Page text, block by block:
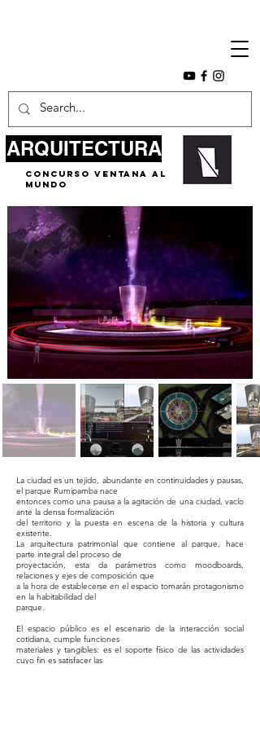
ARQUITECTURA
concurso ventana al
mundo
La ciudad es un tejido, abundante en continuidades y pausas,
el parque Rumipamba nace
entonces como una pausa a la agitación de una ciudad, vacío
ante la densa formalización
del territorio y la puesta en escena de la historia y cultura
existente.
La arquitectura patrimonial que contiene al parque, hace
parte integral del proceso de
proyectación, esta da parámetros como moodboards,
relaciones y ejes de composición que
a la hora de establecerse en el espacio tomarán protagonismo
en la habitabilidad del
parque.
El espacio público es el escenario de la interacción social
cotidiana, cumple funciones
materiales y tangibles: es el soporte físico de las actividades
cuyo fin es satisfacer las